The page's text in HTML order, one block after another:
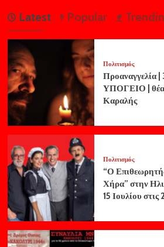
Latest Popular
Πολιτισμός
Προαναγγελία |
ΥΠΟΓΕΙΟ |
Καραλής
Πολιτισμός
“Ο
Χήρα” στην
15 Ιουλίου στις